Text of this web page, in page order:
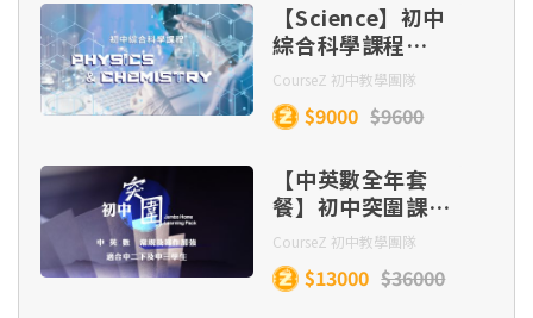
【Science】初中
綜合科學課程
（Physics &
Chemistry，全
集）
CourseZ 初中教學團隊
$9000 $9600
【中英數全年套
餐】初中突圍課程
(中二下至中三)
CourseZ 初中教學團隊
$13000 $36000